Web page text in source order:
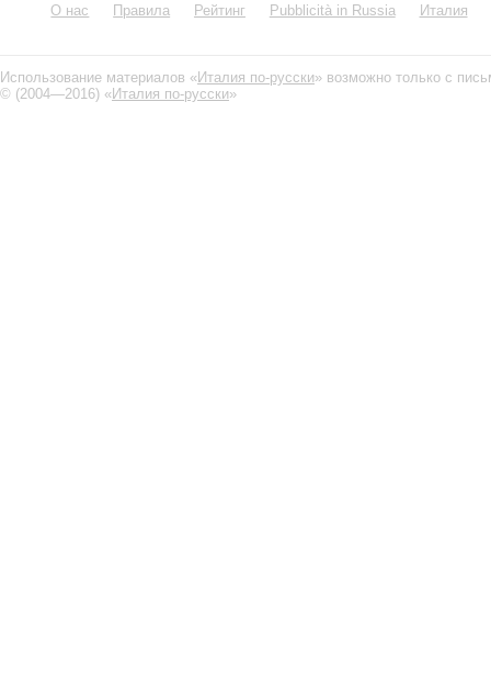
О нас Правила Рейтинг Pubblicità in Russia Италия
Использование материалов «Италия по-русски» возможно только с
© (2004—2016) «Италия по-русски»